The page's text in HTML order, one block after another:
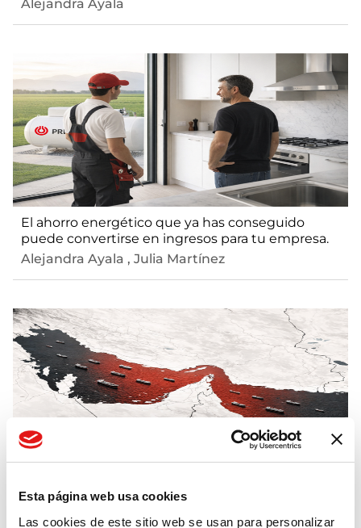
Esta página web usa cookies
Las cookies de este sitio web se usan para personalizar
Alejandra Ayala
El ahorro energético que ya has conseguido
puede convertirse en ingresos para tu empresa.
Alejandra Ayala , Julia Martínez
Alejandra Ayala